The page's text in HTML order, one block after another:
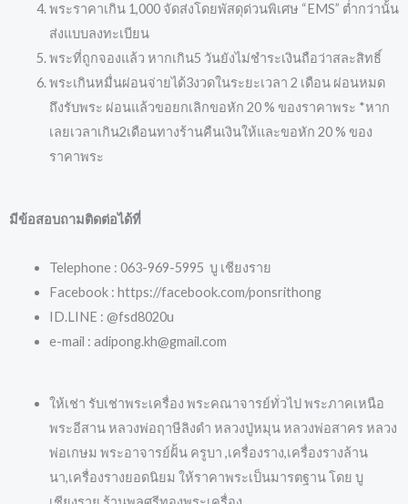
พระราคาเกิน 1,000 จัดส่งโดยพัสดุด่วนพิเศษ “EMS” ต่ำกว่านั้น
ส่งแบบลงทะเบียน
พระที่ถูกจองแล้ว หากเกิน5 วันยังไม่ชำระเงินถือว่าสละสิทธิ์
พระเกินหมื่นผ่อนจ่ายได้3งวดในระยะเวลา 2 เดือน ผ่อนหมด
ถึงรับพระ ผ่อนแล้วขอยกเลิกขอหัก 20 % ของราคาพระ *หาก
เลยเวลาเกิน2เดือนทางร้านคืนเงินให้และขอหัก 20 % ของ
ราคาพระ
มีข้อสอบถามติดต่อได้ที่
Telephone : 063-969-5995 บู เชียงราย
Facebook : https://facebook.com/ponsrithong
ID.LINE : @fsd8020u
e-mail : adipong.kh@gmail.com
ให้เช่า รับเช่าพระเครื่อง พระคณาจารย์ทั่วไป พระภาคเหนือ
พระอีสาน หลวงพ่อฤาษีลิงดำ หลวงปู่หมุน หลวงพ่อสาคร หลวง
พ่อเกษม พระอาจารย์ฝั้น ครูบา ,เครื่องราง,เครื่องรางล้าน
นา,เครื่องรางยอดนิยม ให้ราคาพระเป็นมารตฐาน โดย บู